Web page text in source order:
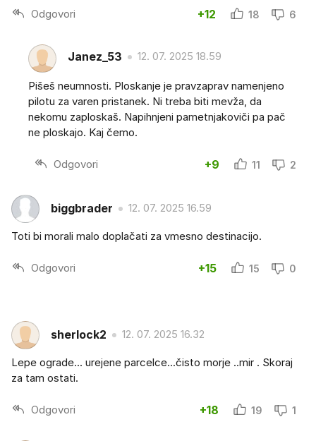
Odgovori +12 18 6
Janez_53 12. 07. 2025 18.59
Pišeš neumnosti. Ploskanje je pravzaprav namenjeno
pilotu za varen pristanek. Ni treba biti mevža, da
nekomu zaploskaš. Napihnjeni pametnjakoviči pa pač
ne ploskajo. Kaj čemo.
Odgovori +9 11 2
biggbrader 12. 07. 2025 16.59
Toti bi morali malo doplačati za vmesno destinacijo.
Odgovori +15 15 0
sherlock2 12. 07. 2025 16.32
Lepe ograde... urejene parcelce...čisto morje ..mir . Skoraj
za tam ostati.
Odgovori +18 19 1